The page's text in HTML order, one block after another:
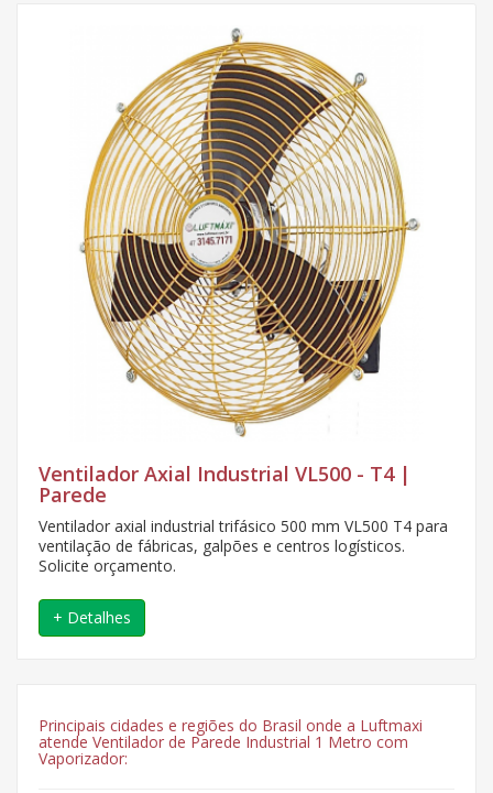
Ventilador Axial Industrial VL500 - T4 |
Parede
Ventilador axial industrial trifásico 500 mm VL500 T4 para
ventilação de fábricas, galpões e centros logísticos.
Solicite orçamento.
+ Detalhes
Principais cidades e regiões do Brasil onde a Luftmaxi
atende Ventilador de Parede Industrial 1 Metro com
Vaporizador: